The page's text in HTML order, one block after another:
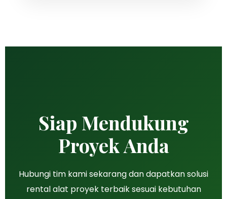
Siap Mendukung
Proyek Anda
Hubungi tim kami sekarang dan dapatkan solusi
rental alat proyek terbaik sesuai kebutuhan